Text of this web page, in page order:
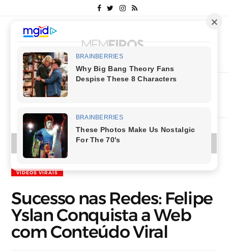
MENU
VÍDEOS VIRAIS
Sucesso nas Redes: Felipe
Yslan Conquista a Web
com Conteúdo Viral